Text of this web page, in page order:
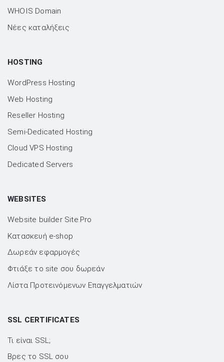
WHOIS Domain
Νέες καταλήξεις
HOSTING
WordPress Hosting
Web Hosting
Reseller Hosting
Semi-Dedicated Hosting
Cloud VPS Hosting
Dedicated Servers
WEBSITES
Website builder Site.Pro
Kατασκευή e-shop
Δωρεάν εφαρμογές
Φτιάξε το site σου δωρεάν
Λίστα Προτεινόμενων Επαγγελματιών
SSL CERTIFICATES
Τι είναι SSL;
Βρες το SSL σου